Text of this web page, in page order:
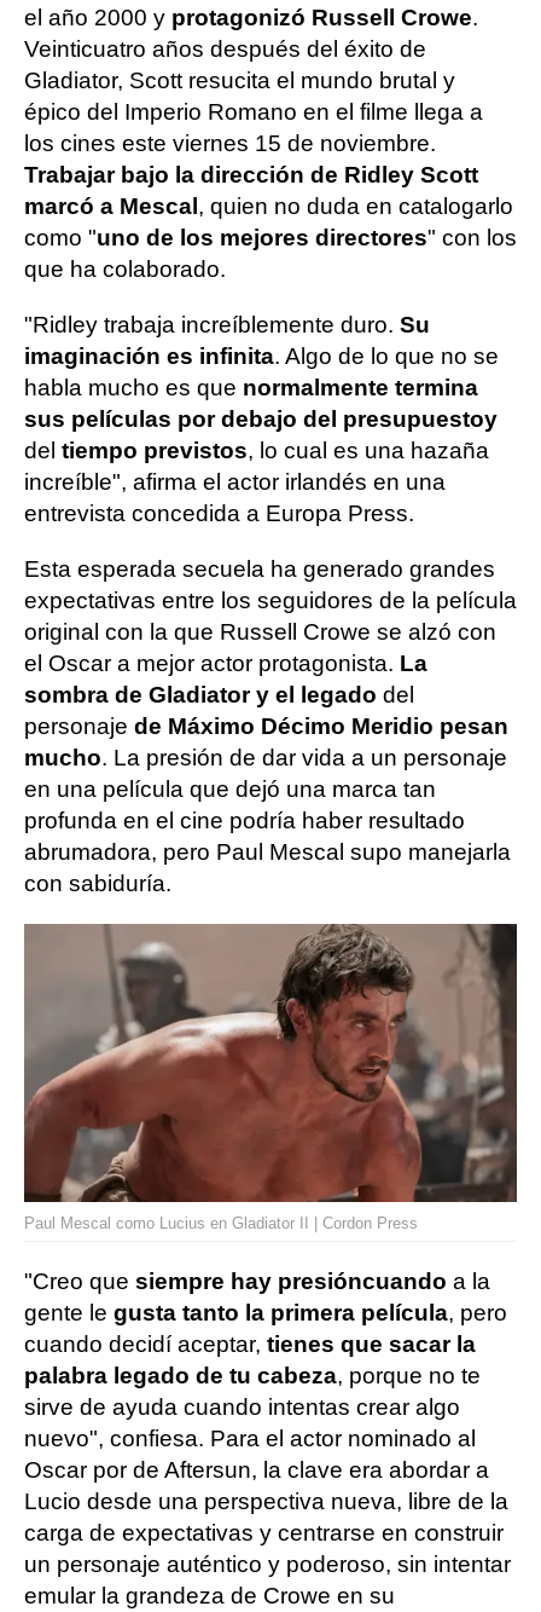
el año 2000 y protagonizó Russell Crowe.
Veinticuatro años después del éxito de
Gladiator, Scott resucita el mundo brutal y
épico del Imperio Romano en el filme llega a
los cines este viernes 15 de noviembre.
Trabajar bajo la dirección de Ridley Scott
marcó a Mescal , quien no duda en catalogarlo
como "uno de los mejores directores" con los
que ha colaborado.
"Ridley trabaja increíblemente duro. Su
imaginación es infinita. Algo de lo que no se
habla mucho es que normalmente termina
sus películas por debajo del presupuestoy
del tiempo previstos, lo cual es una hazaña
increíble", afirma el actor irlandés en una
entrevista concedida a Europa Press.
Esta esperada secuela ha generado grandes
expectativas entre los seguidores de la película
original con la que Russell Crowe se alzó con
el Oscar a mejor actor protagonista. La
sombra de Gladiator y el legado del
personaje de Máximo Décimo Meridio pesan
mucho. La presión de dar vida a un personaje
en una película que dejó una marca tan
profunda en el cine podría haber resultado
abrumadora, pero Paul Mescal supo manejarla
con sabiduría.
Paul Mescal como Lucius en Gladiator II | Cordon Press
"Creo que siempre hay presióncuando a la
gente le gusta tanto la primera película, pero
cuando decidí aceptar, tienes que sacar la
palabra legado de tu cabeza, porque no te
sirve de ayuda cuando intentas crear algo
nuevo", confiesa. Para el actor nominado al
Oscar por de Aftersun, la clave era abordar a
Lucio desde una perspectiva nueva, libre de la
carga de expectativas y centrarse en construir
un personaje auténtico y poderoso, sin intentar
emular la grandeza de Crowe en su